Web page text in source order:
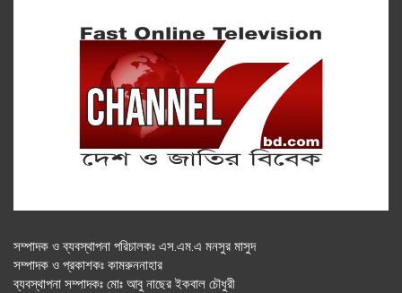
সম্পাদক ও ব্যবস্থাপনা পরিচালকঃ এস.এম.এ মনসুর মাসুদ
সম্পাদক ও প্রকাশকঃ কামরুননাহার
ব্যবস্থাপনা সম্পাদকঃ মোঃ আবু নাছের ইকবাল চৌধুরী